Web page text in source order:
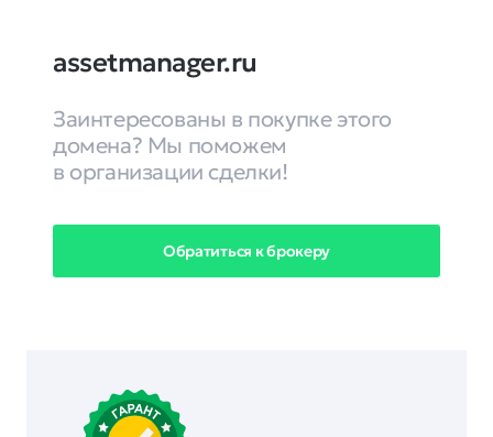
assetmanager.ru
Заинтересованы в покупке этого
домена? Мы поможем
в организации сделки!
Обратиться к брокеру